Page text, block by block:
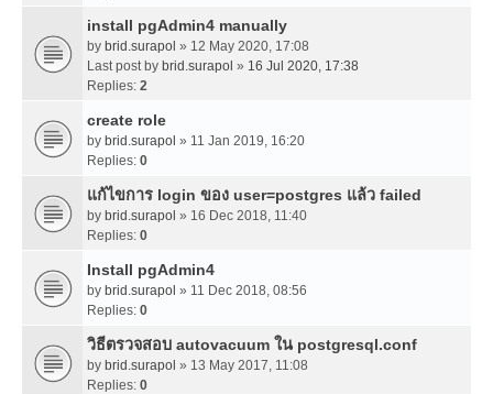
install pgAdmin4 manually
by brid.surapol » 12 May 2020, 17:08
Last post by brid.surapol » 16 Jul 2020, 17:38
Replies: 2
create role
by brid.surapol » 11 Jan 2019, 16:20
Replies: 0
แก้ไขการ login ของ user=postgres แล้ว failed
by brid.surapol » 16 Dec 2018, 11:40
Replies: 0
Install pgAdmin4
by brid.surapol » 11 Dec 2018, 08:56
Replies: 0
วิธีตรวจสอบ autovacuum ใน postgresql.conf
by brid.surapol » 13 May 2017, 11:08
Replies: 0